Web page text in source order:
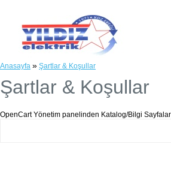
Anasayfa » Şartlar & Koşullar
Şartlar & Koşullar
OpenCart Yönetim panelinden Katalog/Bilgi